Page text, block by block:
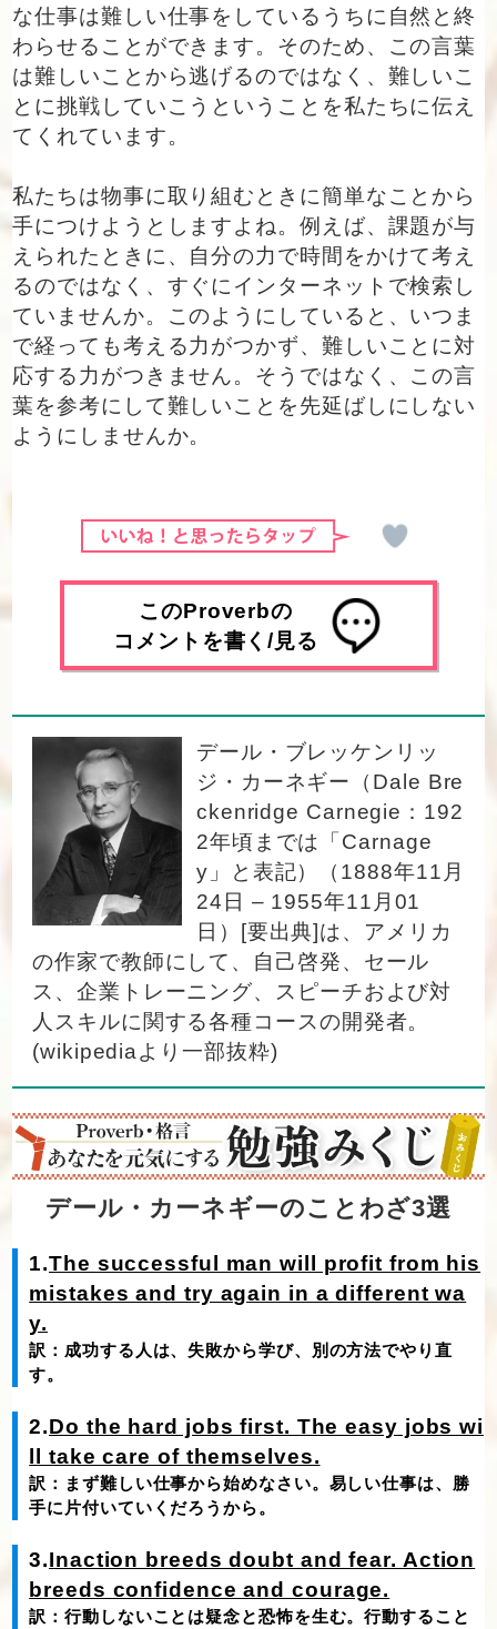
な仕事は難しい仕事をしているうちに自然と終
わらせることができます。そのため、この言葉
は難しいことから逃げるのではなく、難しいこ
とに挑戦していこうということを私たちに伝え
てくれています。
私たちは物事に取り組むときに簡単なことから
手につけようとしますよね。例えば、課題が与
えられたときに、自分の力で時間をかけて考え
るのではなく、すぐにインターネットで検索し
ていませんか。このようにしていると、いつま
で経っても考える力がつかず、難しいことに対
応する力がつきません。そうではなく、この言
葉を参考にして難しいことを先延ばしにしない
ようにしませんか。
このProverbの
コメントを書く/見る
デール・ブレッケンリッ
ジ・カーネギー（Dale Bre
ckenridge Carnegie：192
2年頃までは「Carnage
y」と表記）（1888年11月
24日 – 1955年11月01
日）[要出典]は、アメリカ
の作家で教師にして、自己啓発、セール
ス、企業トレーニング、スピーチおよび対
人スキルに関する各種コースの開発者。
(wikipediaより一部抜粋)
デール・カーネギーのことわざ3選
1.The successful man will profit from his
mistakes and try again in a different wa
y.
訳：成功する人は、失敗から学び、別の方法でやり直
す。
2.Do the hard jobs first. The easy jobs wi
ll take care of themselves.
訳：まず難しい仕事から始めなさい。易しい仕事は、勝
手に片付いていくだろうから。
3.Inaction breeds doubt and fear. Action
breeds confidence and courage.
訳：行動しないことは疑念と恐怖を生む。行動すること